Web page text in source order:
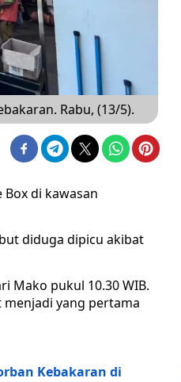
Rabu, (13/5).
di kawasan
diduga dipicu akibat
Mako pukul 10.30 WIB.
yang pertama
Kebakaran di